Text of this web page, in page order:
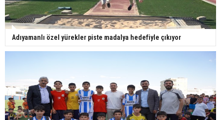
Adıyamanlı özel yürekler piste madalya hedefiyle çıkıyor